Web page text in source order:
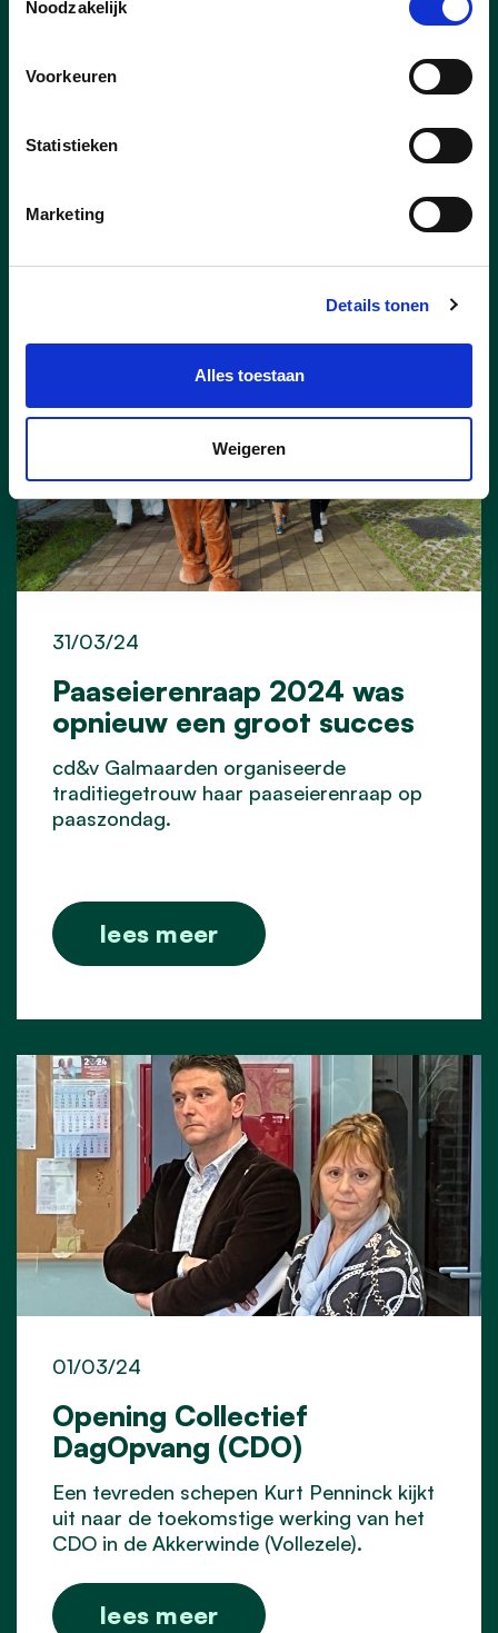
Noodzakelijk
Voorkeuren
Statistieken
Marketing
Details tonen
Alles toestaan
Weigeren
Sint-Pieterskerk Galmaarden
restauratiewerken aan de Sint-Pieterskerk
verhaal wordt nu in uitvoering gebracht.
lees meer
Paaseierenraap 2024 was
opnieuw een groot succes
31/03/24
cd&v Galmaarden organiseerde
traditiegetrouw haar paaseierenraap op
paaszondag.
lees meer
Opening Collectief
DagOpvang (CDO)
01/03/24
Een tevreden schepen Kurt Penninck kijkt
uit naar de toekomstige werking van het
CDO in de Akkerwinde (Vollezele).
lees meer